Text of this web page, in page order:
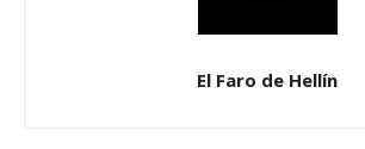
El Faro de Hellín